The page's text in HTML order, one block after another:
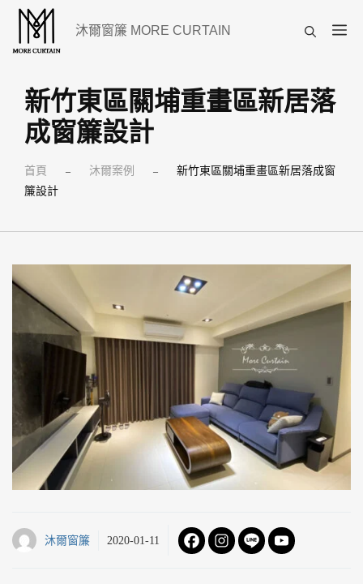
沐爾窗簾 MORE CURTAIN
選
新竹東區關埔重畫區新居落
成窗簾設計
首頁 – 沐爾案例 –
新竹東區關埔重畫區新居落成窗
簾設計
沐爾窗簾 2020-01-11